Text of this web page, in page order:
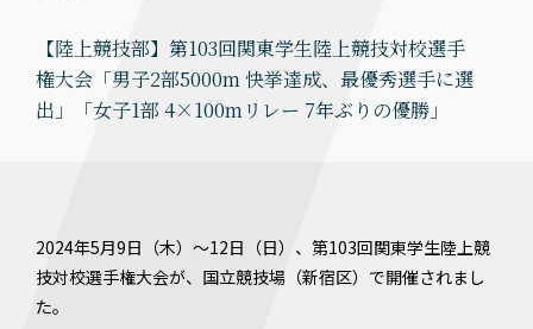
【陸上競技部】第103回関東学生陸上競技対校選手
権大会「男子2部5000m 快挙達成、最優秀選手に選
出」「女子1部 4×100mリレー 7年ぶりの優勝」
2024年5月9日（木）〜12日（日）、第103回関東学生陸上競
技対校選手権大会が、国立競技場（新宿区）で開催されまし
た。